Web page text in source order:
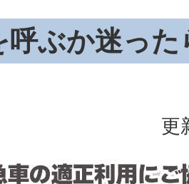
呼ぶか迷った
更